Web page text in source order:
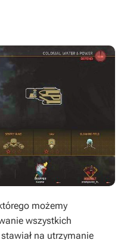
możemy
wszystkich
na utrzymanie